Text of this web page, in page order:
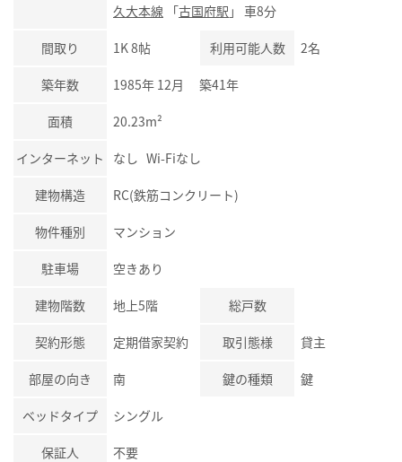
久大本線 「古国府駅 」 車8分
間取り 1K 8帖 利用可能人数 2名
築年数 1985年 12月 築41年
面積 20.23m²
インターネット なし Wi-Fiなし
建物構造 RC(鉄筋コンクリート)
物件種別 マンション
駐車場 空きあり
建物階数 地上5階 総戸数
契約形態 定期借家契約 取引態様 貸主
部屋の向き 南 鍵の種類 鍵
ベッドタイプ シングル
保証人 不要